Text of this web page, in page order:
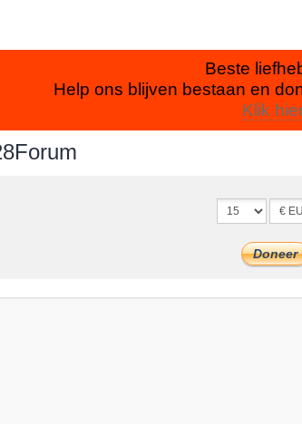
Beste
Help ons blijven bestaan en
Klik